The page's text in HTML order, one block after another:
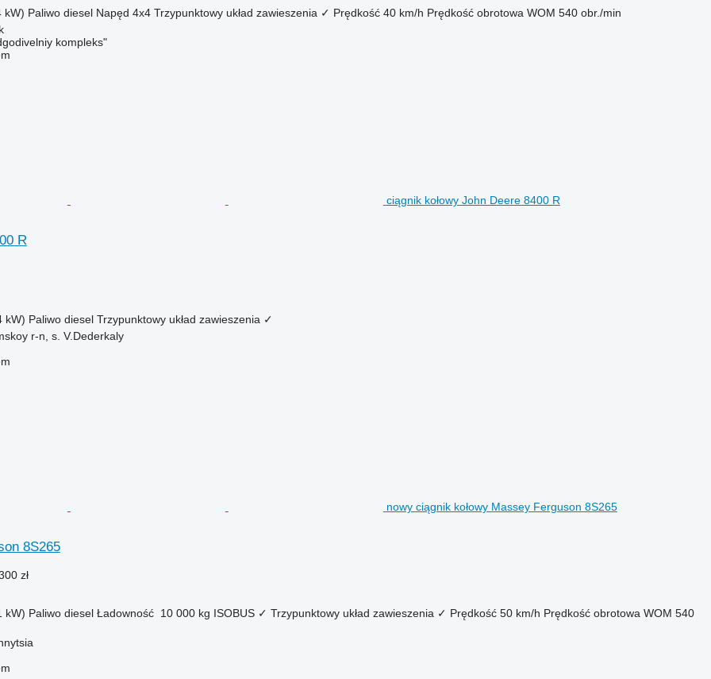
kW) Paliwo diesel Napęd 4x4 Trzypunktowy układ zawieszenia ✓ Prędkość 40 km/h Prędkość obrotowa WOM 540 obr./min
kompleks"
ciągnik kołowy John Deere 8400 R
R
kW) Paliwo diesel Trzypunktowy układ zawieszenia ✓
r-n, s. V.Dederkaly
nowy ciągnik kołowy Massey Ferguson 8S265
8S265
zł
kW) Paliwo diesel Ładowność 10 000 kg ISOBUS ✓ Trzypunktowy układ zawieszenia ✓ Prędkość 50 km/h Prędkość obrotowa WOM 540